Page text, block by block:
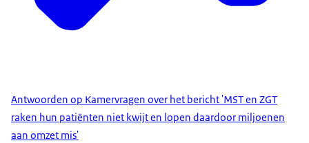
Antwoorden op Kamervragen over het bericht 'MST en ZGT
raken hun patiënten niet kwijt en lopen daardoor miljoenen
aan omzet mis'